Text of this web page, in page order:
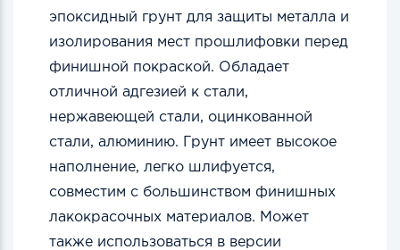
эпоксидный грунт для защиты металла и
изолирования мест прошлифовки перед
финишной покраской. Обладает
отличной адгезией к стали,
нержавеющей стали, оцинкованной
стали, алюминию. Грунт имеет высокое
наполнение, легко шлифуется,
совместим с большинством финишных
лакокрасочных материалов. Может
также использоваться в версии